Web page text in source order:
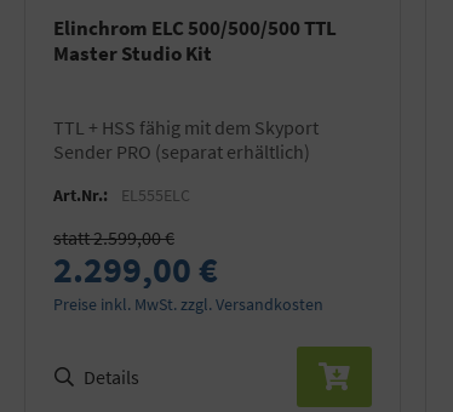
Elinchrom ELC 500/500/500 TTL
Master Studio Kit
TTL + HSS fähig mit dem Skyport
Sender PRO (separat erhältlich)
Art.Nr.: EL555ELC
statt 2.599,00 €
2.299,00 €
Preise inkl. MwSt. zzgl. Versandkosten
Details